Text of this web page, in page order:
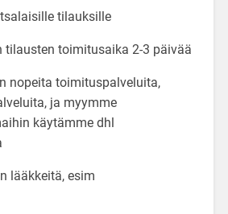
tilauksille
tilausten toimitusaika 2-3 päivää
nopeita toimituspalveluita,
ja myymme
käytämme dhl
lääkkeitä, esim